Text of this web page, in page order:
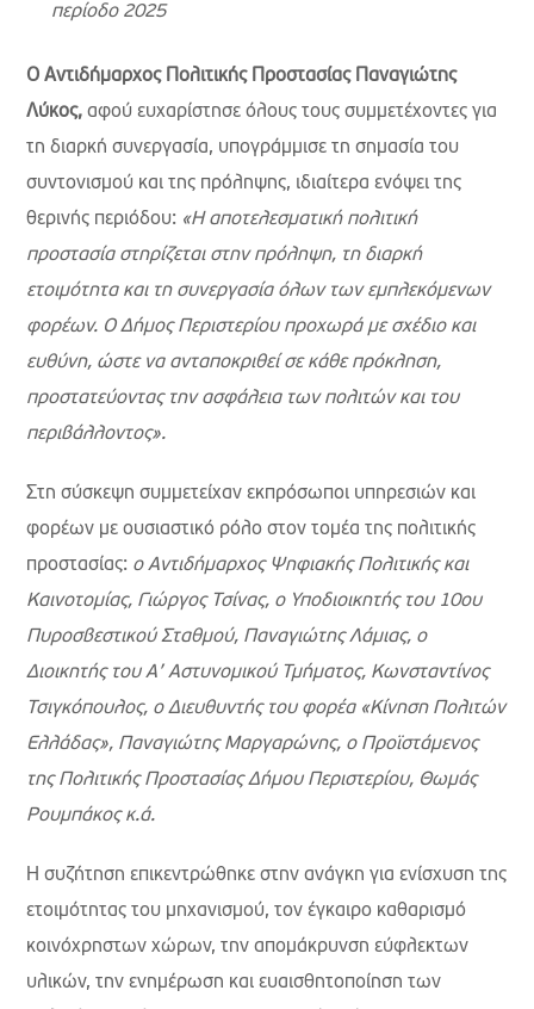
περίοδο 2025
Ο Αντιδήμαρχος Πολιτικής Προστασίας Παναγιώτης
Λύκος, αφού ευχαρίστησε όλους τους συμμετέχοντες για
τη διαρκή συνεργασία, υπογράμμισε τη σημασία του
συντονισμού και της πρόληψης, ιδιαίτερα ενόψει της
θερινής περιόδου: «Η αποτελεσματική πολιτική
προστασία στηρίζεται στην πρόληψη, τη διαρκή
ετοιμότητα και τη συνεργασία όλων των εμπλεκόμενων
φορέων. Ο Δήμος Περιστερίου προχωρά με σχέδιο και
ευθύνη, ώστε να ανταποκριθεί σε κάθε πρόκληση,
προστατεύοντας την ασφάλεια των πολιτών και του
περιβάλλοντος».
Στη σύσκεψη συμμετείχαν εκπρόσωποι υπηρεσιών και
φορέων με ουσιαστικό ρόλο στον τομέα της πολιτικής
προστασίας: ο Αντιδήμαρχος Ψηφιακής Πολιτικής και
Καινοτομίας, Γιώργος Τσίνας, ο Υποδιοικητής του 10ου
Πυροσβεστικού Σταθμού, Παναγιώτης Λάμιας, ο
Διοικητής του Α’ Αστυνομικού Τμήματος, Κωνσταντίνος
Τσιγκόπουλος, ο Διευθυντής του φορέα «Κίνηση Πολιτών
Ελλάδας», Παναγιώτης Μαργαρώνης, ο Προϊστάμενος
της Πολιτικής Προστασίας Δήμου Περιστερίου, Θωμάς
Ρουμπάκος κ.ά.
Η συζήτηση επικεντρώθηκε στην ανάγκη για ενίσχυση της
ετοιμότητας του μηχανισμού, τον έγκαιρο καθαρισμό
κοινόχρηστων χώρων, την απομάκρυνση εύφλεκτων
υλικών, την ενημέρωση και ευαισθητοποίηση των